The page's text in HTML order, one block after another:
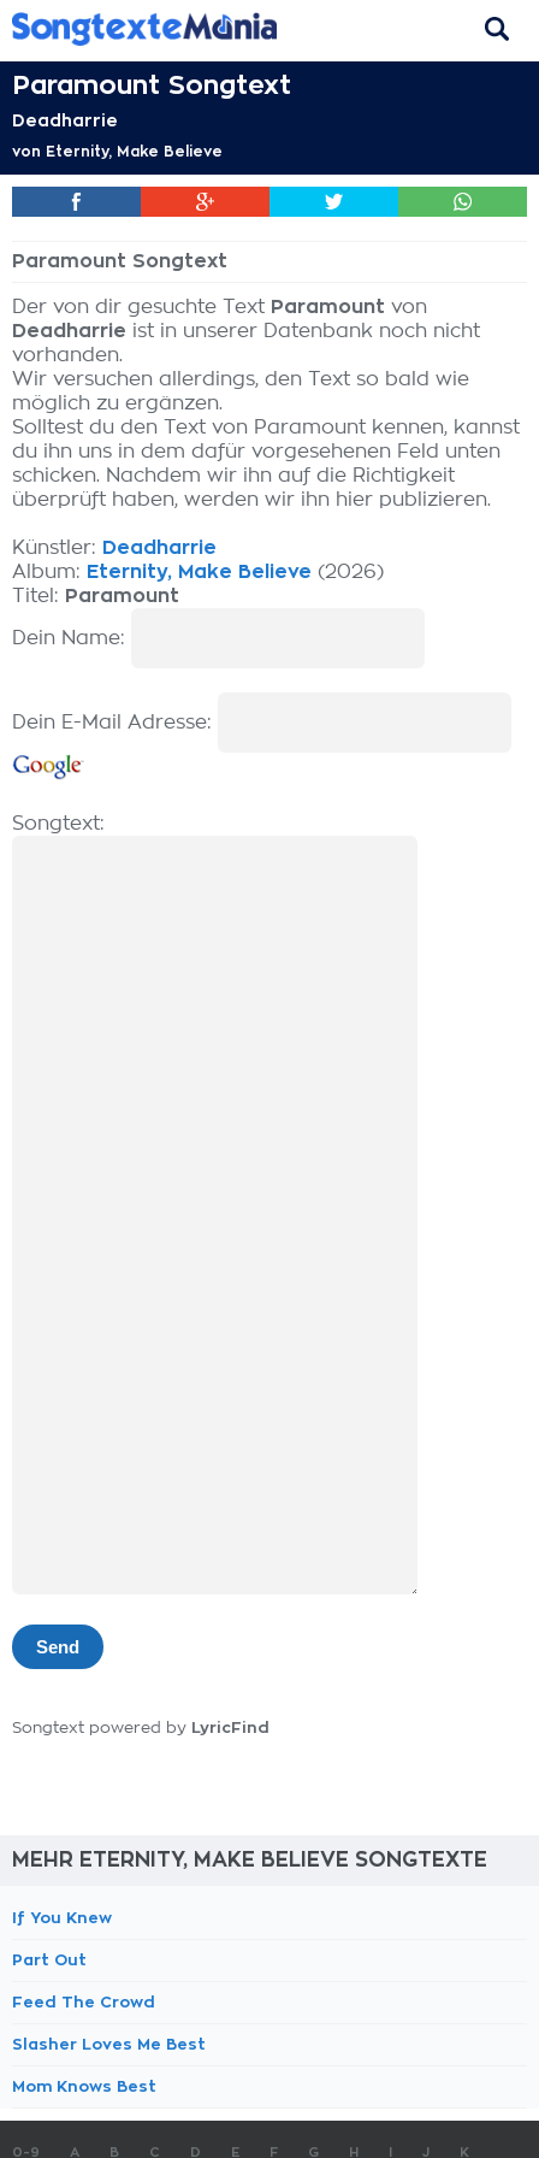
Paramount Songtext
Deadharrie
von Eternity, Make Believe
Paramount Songtext
Der von dir gesuchte Text Paramount von
Deadharrie ist in unserer Datenbank noch nicht
vorhanden.
Wir versuchen allerdings, den Text so bald wie
möglich zu ergänzen.
Solltest du den Text von Paramount kennen, kannst
du ihn uns in dem dafür vorgesehenen Feld unten
schicken. Nachdem wir ihn auf die Richtigkeit
überprüft haben, werden wir ihn hier publizieren.
Künstler: Deadharrie
Album: Eternity, Make Believe (2026)
Titel: Paramount
Dein Name:
Dein E-Mail Adresse:
Songtext:
Songtext powered by LyricFind
MEHR ETERNITY, MAKE BELIEVE SONGTEXTE
If You Knew
Part Out
Feed The Crowd
Slasher Loves Me Best
Mom Knows Best
0-9 A B C D E F G H J K